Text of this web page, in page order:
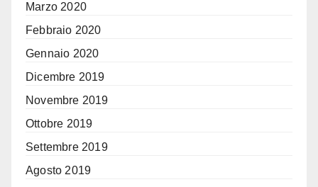
Marzo 2020
Febbraio 2020
Gennaio 2020
Dicembre 2019
Novembre 2019
Ottobre 2019
Settembre 2019
Agosto 2019